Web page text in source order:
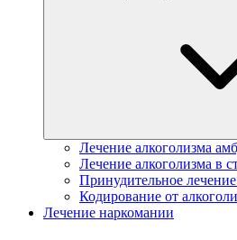
Лечение алкоголизма
Лечение алкоголизма в
Принудительное
Кодирование от
Лечение наркомании